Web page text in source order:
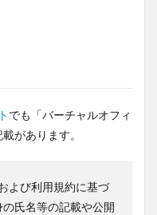
でも「バーチャルオフィ
があります。
よび利用規約に基づ
氏名等の記載や公開